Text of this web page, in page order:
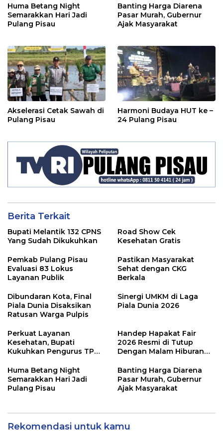
Huma Betang Night
Semarakkan Hari Jadi
Pulang Pisau
Banting Harga Diarena
Pasar Murah, Gubernur
Ajak Masyarakat
Akselerasi Cetak Sawah di
Pulang Pisau
Harmoni Budaya HUT ke –
24 Pulang Pisau
Berita Terkait
Bupati Melantik 132 CPNS
Yang Sudah Dikukuhkan
Road Show Cek
Kesehatan Gratis
Pemkab Pulang Pisau
Evaluasi 83 Lokus
Layanan Publik
Pastikan Masyarakat
Sehat dengan CKG
Berkala
Dibundaran Kota, Final
Piala Dunia Disaksikan
Ratusan Warga Pulpis
Sinergi UMKM di Laga
Piala Dunia 2026
Perkuat Layanan
Kesehatan, Bupati
Kukuhkan Pengurus TP
Handep Hapakat Fair
2026 Resmi di Tutup
Dengan Malam Hiburan
Huma Betang Night
Semarakkan Hari Jadi
Pulang Pisau
Banting Harga Diarena
Pasar Murah, Gubernur
Ajak Masyarakat
Rekomendasi untuk kamu